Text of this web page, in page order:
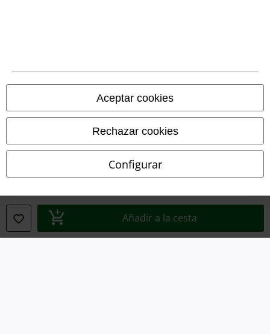
Aceptar cookies
Rechazar cookies
Configurar
Añadir a la cesta
Ley protección de datos
Eliminación de residuos y protección del medioambiente
Información sobre accesibilidad
Configuración Cookies
Cancelar pedido